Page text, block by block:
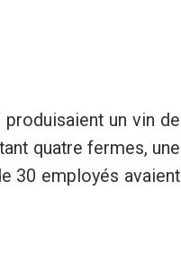
un vin de
quatre fermes, une
30 employés avaient